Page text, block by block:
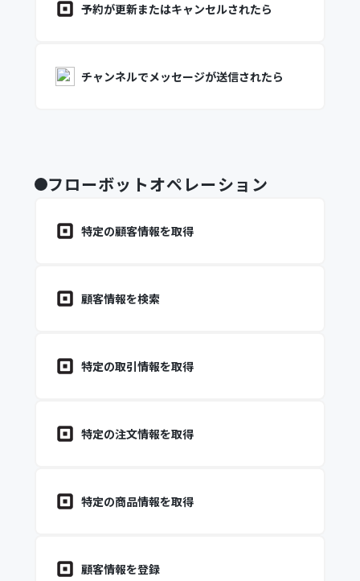
予約が更新またはキャンセルされたら
チャンネルでメッセージが送信されたら
フローボットオペレーション
特定の顧客情報を取得
顧客情報を検索
特定の取引情報を取得
特定の注文情報を取得
特定の商品情報を取得
顧客情報を登録